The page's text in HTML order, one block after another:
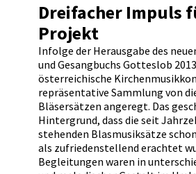
Dreifacher Impuls
Projekt
Infolge der Herausgabe des
und Gesangbuchs Gotteslob
österreichische
repräsentative Sammlung von
Bläsersätzen angeregt. Das
Hintergrund, dass die seit
stehenden Blasmusiksätze
als zufriedenstellend erachtet
Begleitungen waren in